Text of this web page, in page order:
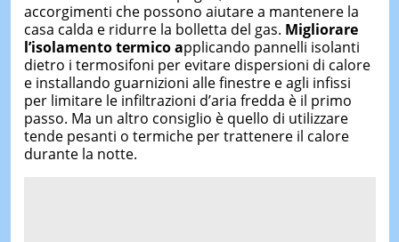
accorgimenti che possono aiutare a mantenere la
casa calda e ridurre la bolletta del gas. Migliorare
l’isolamento termicoapplicando pannelli isolanti
dietro i termosifoni per evitare dispersioni di calore
e installando guarnizioni alle finestre e agli infissi
per limitare le infiltrazioni d’aria fredda è il primo
passo. Ma un altro consiglio è quello di utilizzare
tende pesanti o termiche per trattenere il calore
durante la notte.